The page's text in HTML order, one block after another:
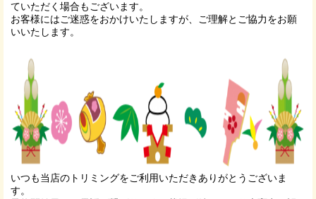
ていただく場合もございます。
お客様にはご迷惑をおかけいたしますが、ご理解とご協力をお願
いいたします。
いつも当店のトリミングをご利用いただきありがとうございま
す。